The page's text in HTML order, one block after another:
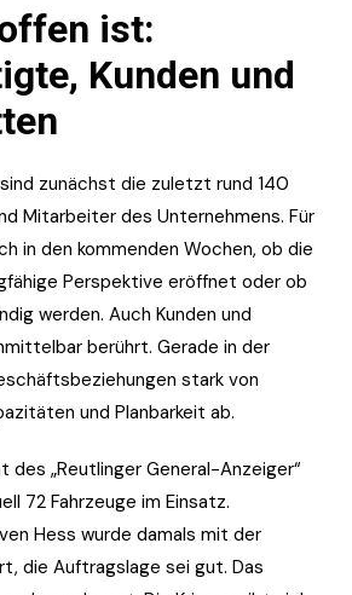
ist:
Kunden und
zunächst die zuletzt rund 140
Mitarbeiter des Unternehmens. Für
in den kommenden Wochen, ob die
Perspektive eröffnet oder ob
werden. Auch Kunden und
berührt. Gerade in der
stark von
und Planbarkeit ab.
des „Reutlinger General-Anzeiger“
72 Fahrzeuge im Einsatz.
Hess wurde damals mit der
die Auftragslage sei gut. Das